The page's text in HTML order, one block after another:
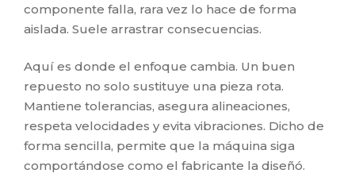
componente falla, rara vez lo hace de forma
aislada. Suele arrastrar consecuencias.
Aquí es donde el enfoque cambia. Un buen
repuesto no solo sustituye una pieza rota.
Mantiene tolerancias, asegura alineaciones,
respeta velocidades y evita vibraciones. Dicho de
forma sencilla, permite que la máquina siga
comportándose como el fabricante la diseñó.